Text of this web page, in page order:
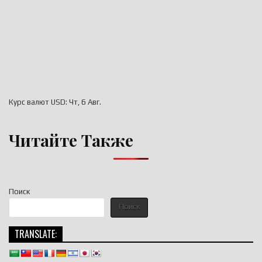
Поиск
Поиск
TRANSLATE:
Курс валют USD: Чт, 6 Авг.
Читайте Также